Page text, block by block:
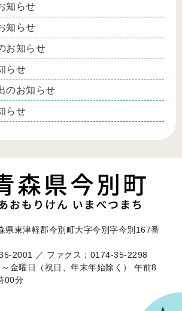
知らせ
知らせ
お知らせ
らせ
のお知らせ
らせ
東津軽郡今別町大字今別字今別167番
2001 ／ ファクス：0174-35-2298
金曜日（祝日、年末年始除く） 午前8
00分